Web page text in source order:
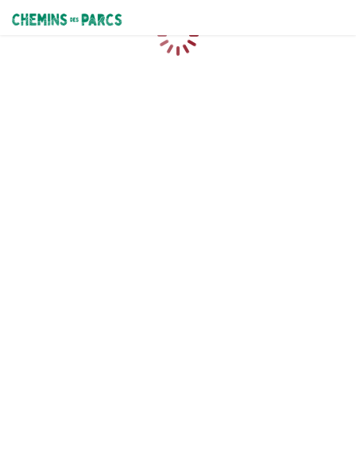
Chemins des Parcs
Caricamento